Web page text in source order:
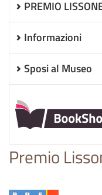
PREMIO
Informazioni
Sposi al Museo
Premio